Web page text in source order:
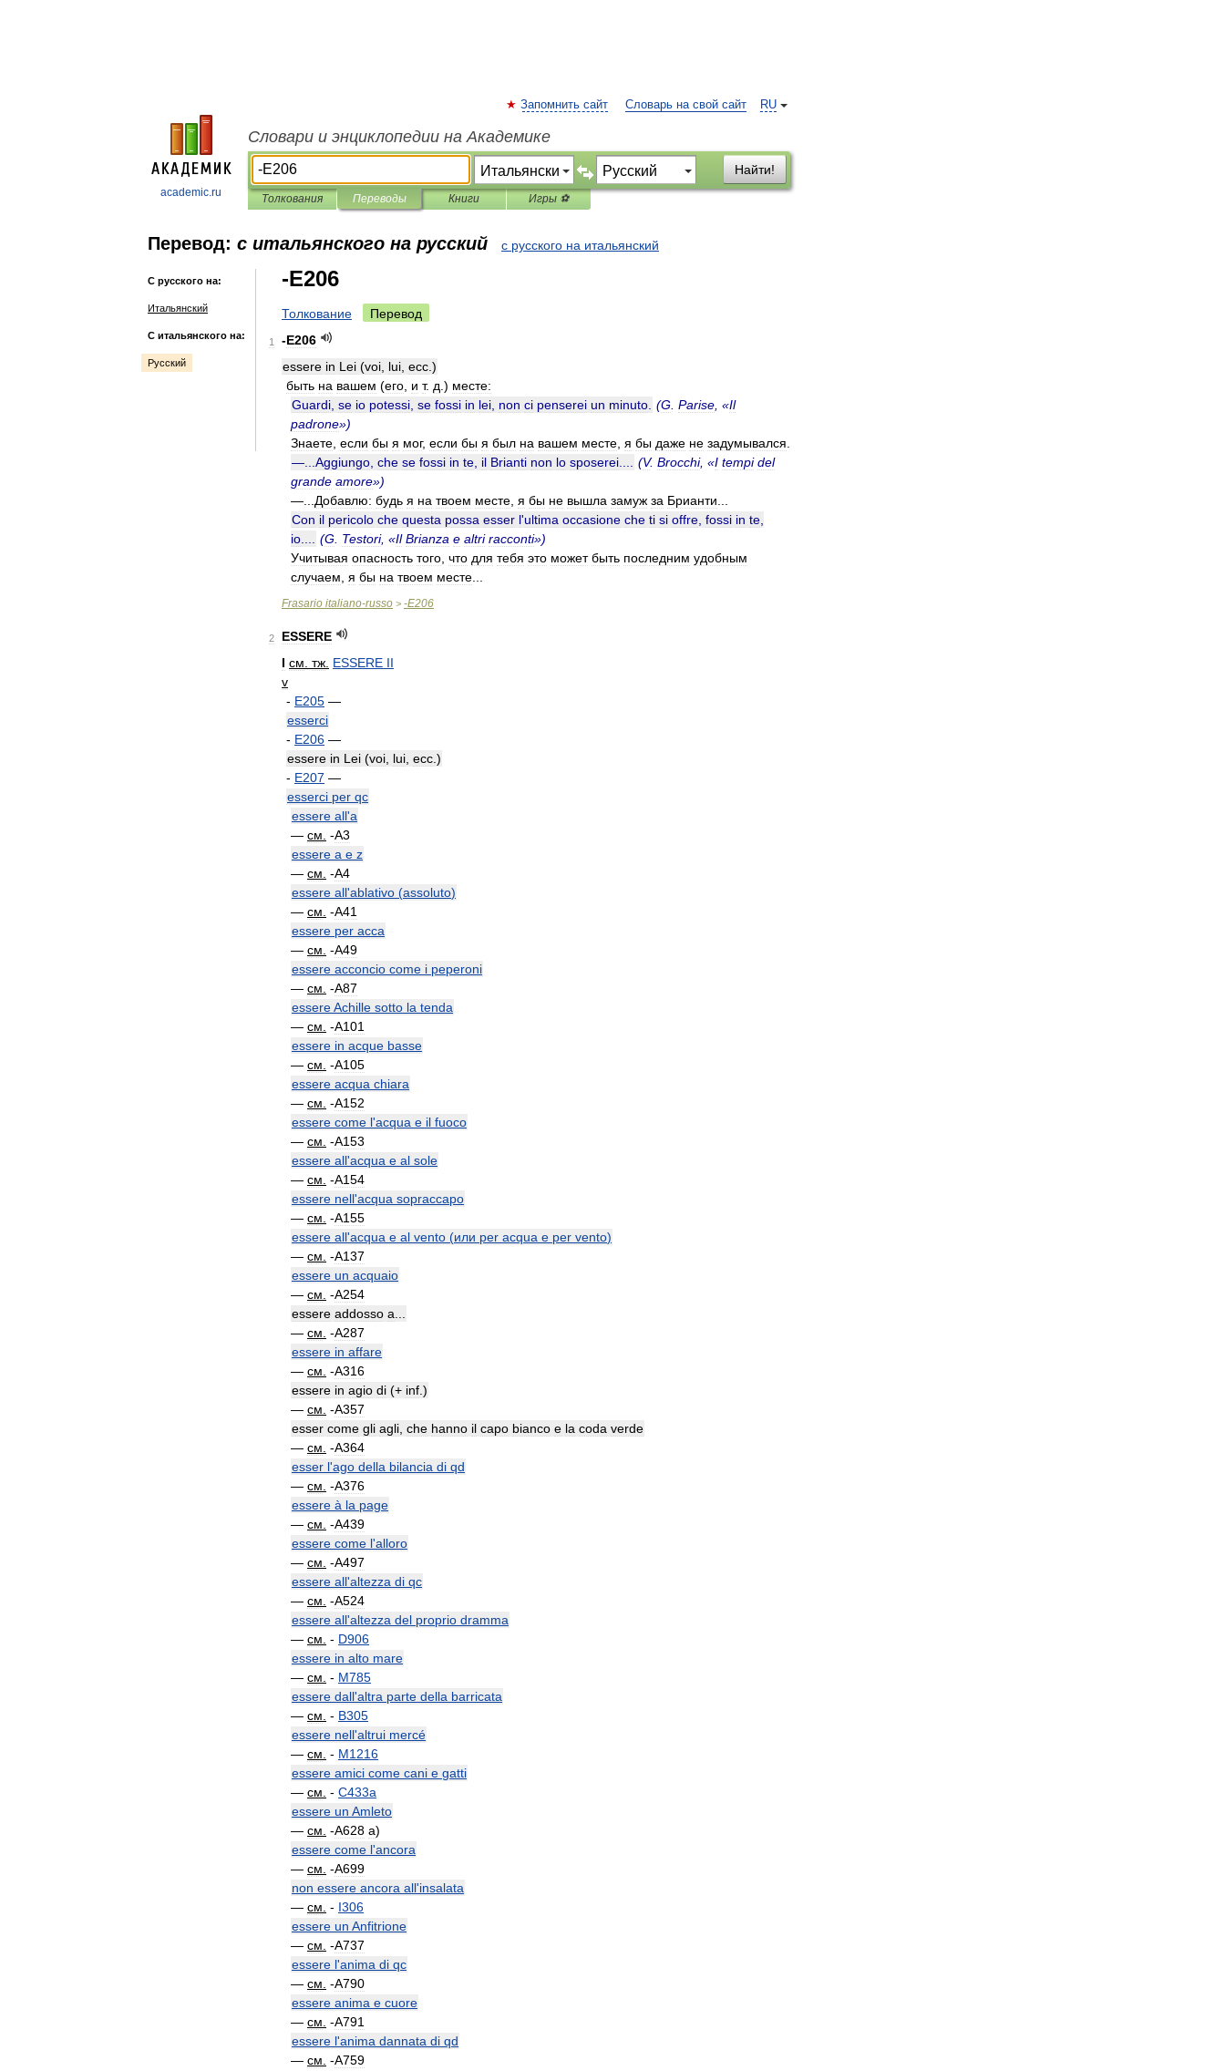
academic.ru
RU
Запомнить сайт Словарь на свой сайт
Словари и энциклопедии на Академике
Найти!
Толкования Переводы Книги Игры ⚽
Перевод: с итальянского на русский с русского на итальянский
С русского на:
Итальянский
С итальянского на:
Русский
-E206
Толкование Перевод
1 -E206
essere in Lei (voi lui ecc .)
быть на вашем (его и т. д .) месте:
Guardi se io potessi se fossi in lei non ci penserei un minuto (G Parise , «Il
padrone»)
Знаете если бы я мог, если бы я был на вашем месте я бы даже не задумывался
—... Aggiungo che se fossi in te il Brianti non lo sposerei (V. Brocchi, «I tempi del
grande amore»)
—... Добавлю: будь я на твоем месте я бы не вышла замуж за Брианти
Con il pericolo che questa possa esser l'ultima occasione che ti si offre fossi in te
io
(G Testori, «Il Brianza e altri racconti»)
Учитывая опасность того что для тебя это может быть последним удобным
случаем я бы на твоем месте
Frasario italiano-russo > -E206
2
ESSERE
I см тж ESSERE II
v
- E205 —
esserci
- E206 —
essere in Lei (voi lui ecc .)
- E207 —
esserci per qc
essere all'a
— см -A3
essere a e z
— см -A4
essere all'ablativo (assoluto)
— см -A41
essere per acca
— см -A49
essere acconcio come i peperoni
— см -A87
essereAchille sotto la tenda
— см -A101
essere in acque basse
— см -A105
essere acqua chiara
— см -A152
essere come l'acqua e il fuoco
— см -A153
essere all'acqua e al sole
— см -A154
essere nell'acqua sopraccapo
— см -A155
essere all'acqua e al vento (или per acqua e per vento)
— см -A137
essere un acquaio
— см -A254
essere addosso a
— см -A287
essere in affare
— см -A316
essere in agio di (+ inf .)
— см -A357
esser come gli agli che hanno il capo bianco e la coda verde
— см -A364
esser l'ago della bilancia di qd
— см -A376
essere à la page
— см -A439
essere come l'alloro
— см -A497
essere all'altezza di qc
— см -A524
essere all'altezza del proprio dramma
— см - D906
essere in alto mare
— см - M785
essere dall'altra parte della barricata
— см - B305
essere nell'altrui mercé
— см - M1216
essere amici come cani e gatti
— см - C433a
essere un Amleto
— см -A628 a)
essere come l'ancora
— см -A699
non essere ancora all'insalata
— см - I306
essere un Anfitrione
— см -A737
essere l'anima di qc
— см -A790
essere anima e cuore
— см -A791
essere l'anima dannata di qd
— см -A759